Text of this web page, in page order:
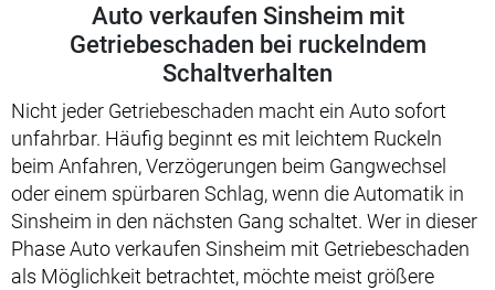
Auto verkaufen Sinsheim mit
Getriebeschaden bei ruckelndem
Schaltverhalten
Nicht jeder Getriebeschaden macht ein Auto sofort
unfahrbar. Häufig beginnt es mit leichtem Ruckeln
beim Anfahren, Verzögerungen beim Gangwechsel
oder einem spürbaren Schlag, wenn die Automatik in
Sinsheim in den nächsten Gang schaltet. Wer in dieser
Phase Auto verkaufen Sinsheim mit Getriebeschaden
als Möglichkeit betrachtet, möchte meist größere